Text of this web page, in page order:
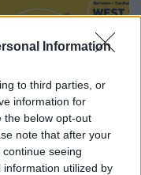
Information
to third parties, or
information for
the below opt-out
note that after your
seeing
utilized by
Szabadtéri